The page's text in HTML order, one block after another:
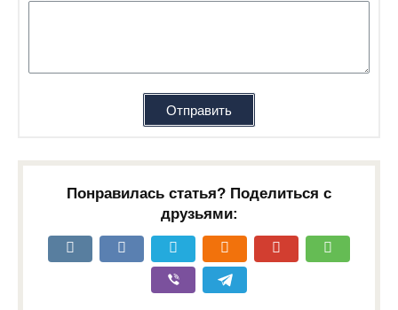
Отправить
Понравилась статья? Поделиться с
друзьями: